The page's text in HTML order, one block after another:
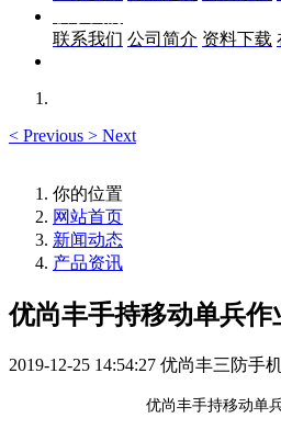
联系我们 公司简介 资料下载
< Previous > Next
你的位置
网站首页
新闻动态
产品资讯
优尚丰手持移动单兵作
2019-12-25 14:54:27 优尚丰三防手
优尚丰手持移动单